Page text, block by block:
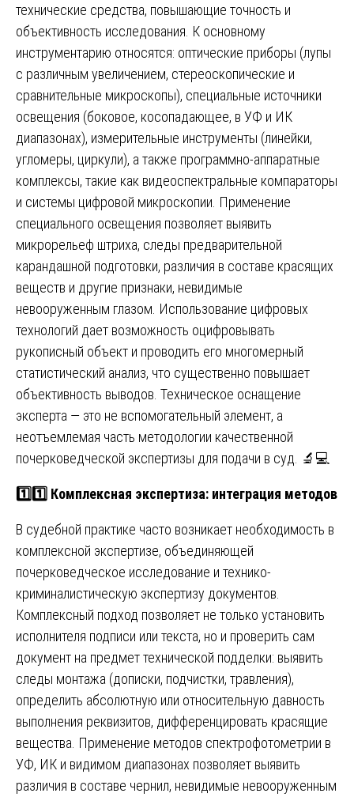
технические средства, повышающие точность и
объективность исследования. К основному
инструментарию относятся: оптические приборы (лупы
с различным увеличением, стереоскопические и
сравнительные микроскопы), специальные источники
освещения (боковое, косопадающее, в УФ и ИК
диапазонах), измерительные инструменты (линейки,
угломеры, циркули), а также программно-аппаратные
комплексы, такие как видеоспектральные компараторы
и системы цифровой микроскопии. Применение
специального освещения позволяет выявить
микрорельеф штриха, следы предварительной
карандашной подготовки, различия в составе красящих
веществ и другие признаки, невидимые
невооруженным глазом. Использование цифровых
технологий дает возможность оцифровывать
рукописный объект и проводить его многомерный
статистический анализ, что существенно повышает
объективность выводов. Техническое оснащение
эксперта — это не вспомогательный элемент, а
неотъемлемая часть методологии качественной
почерковедческой экспертизы для подачи в суд. 🔬💻
1️⃣1️⃣ Комплексная экспертиза: интеграция методов
В судебной практике часто возникает необходимость в
комплексной экспертизе, объединяющей
почерковедческое исследование и технико-
криминалистическую экспертизу документов.
Комплексный подход позволяет не только установить
исполнителя подписи или текста, но и проверить сам
документ на предмет технической подделки: выявить
следы монтажа (дописки, подчистки, травления),
определить абсолютную или относительную давность
выполнения реквизитов, дифференцировать красящие
вещества. Применение методов спектрофотометрии в
УФ, ИК и видимом диапазонах позволяет выявить
различия в составе чернил, невидимые невооруженным